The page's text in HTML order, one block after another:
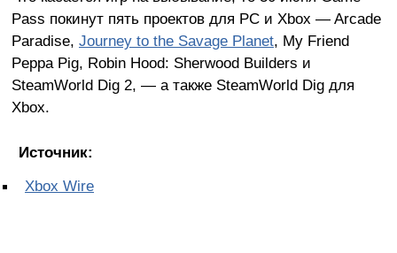
Pass покинут пять проектов для PC и Xbox — Arcade
Paradise, Journey to the Savage Planet, My Friend
Peppa Pig, Robin Hood: Sherwood Builders и
SteamWorld Dig 2, — а также SteamWorld Dig для
Xbox.
Источник:
Xbox Wire